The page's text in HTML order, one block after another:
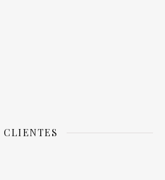
CLIENTES